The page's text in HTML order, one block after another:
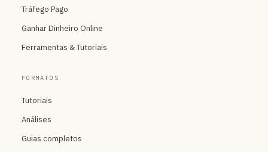
Tráfego Pago
Ganhar Dinheiro Online
Ferramentas & Tutoriais
FORMATOS
Tutoriais
Análises
Guias completos